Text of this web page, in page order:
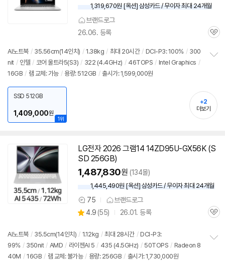
1,319,670원 [옥션] 삼성카드 / 무이자 최대 24개월
브랜드로그
26.06. 등록
관
AI노트북 / 35.56cm(14인치) / 1.38kg / 최대 20시간 / DCI-P3: 100% / 300
nit / 인텔 / 코어 울트라5(S3) / 322 (4.4GHz) / 46TOPS / Intel Graphics /
16GB / 램 교체: 가능 / 용량: 512GB / 출시가: 1,599,000원
기
1위
SSD 512GB
1,409,000원
+2
더보기
LG전자 2026 그램14 14ZD95U-GX56K (S
SD 256GB)
1,487,830원 (134몰)
1,445,490원 [옥션] 삼성카드 / 무이자 최대 24개월
상
품
견
75 브랜드로그
별
4.9 (상
리
뷰
55) 26.01. 등록
관
AI노트북 / 35.5cm(14인치 ) / 1.12kg / 최대 28시간 / DCI-P3:
99% / 350nit / AMD / 라이젠AI 5 / 435 (4.5GHz) / 50TOPS / Radeon 8
40M / 16GB / 램 교체: 불가능 / 용량: 256GB / 출시가: 1,730,000원
세부정보 열기/접기